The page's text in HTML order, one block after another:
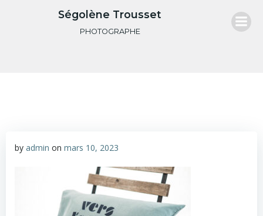
au
contenu
Ségolène Trousset
PHOTOGRAPHE
by admin on mars 10, 2023